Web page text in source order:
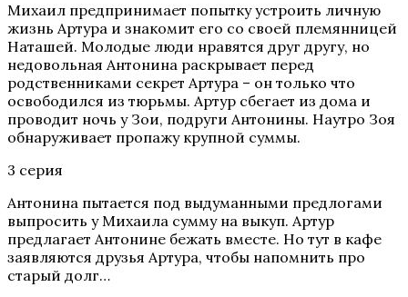
Михаил предпринимает попытку устроить личную
жизнь Артура и знакомит его со своей племянницей
Наташей. Молодые люди нравятся друг другу, но
недовольная Антонина раскрывает перед
родственниками секрет Артура – он только что
освободился из тюрьмы. Артур сбегает из дома и
проводит ночь у Зои, подруги Антонины. Наутро Зоя
обнаруживает пропажу крупной суммы.
3 серия
Антонина пытается под выдуманными предлогами
выпросить у Михаила сумму на выкуп. Артур
предлагает Антонине бежать вместе. Но тут в кафе
заявляются друзья Артура, чтобы напомнить про
старый долг…